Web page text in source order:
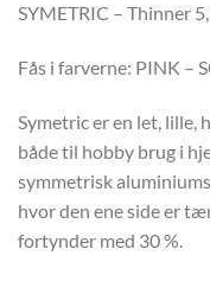
SYMETRIC – Thinner
Fås i farverne: PINK –
Symetric er en let, lille,
både til hobby brug i
symmetrisk
hvor den ene side er
fortynder med 30 %.